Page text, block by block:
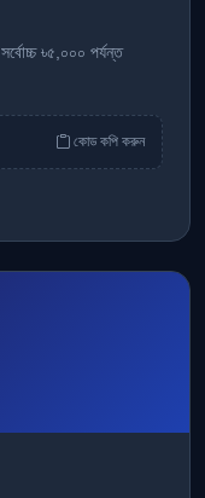
৳৫,০০০ পর্যন্ত
কোড কপি করুন